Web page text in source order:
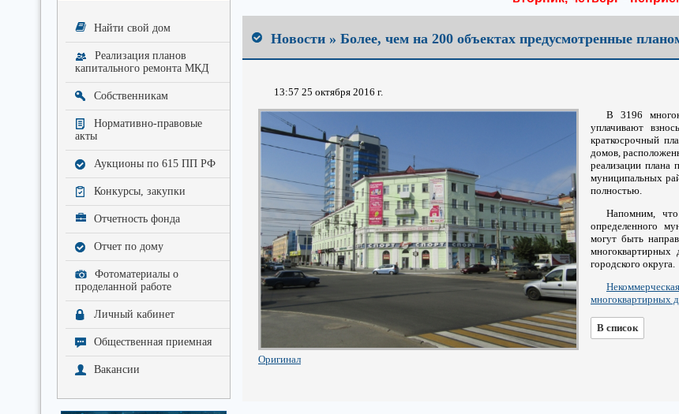
Найти свой дом
Реализация планов
капитального ремонта МКД
Собственникам
Нормативно-правовые
акты
Аукционы по 615 ПП РФ
Конкурсы, закупки
Отчетность фонда
Отчет по дому
Фотоматериалы о
проделанной работе
Личный кабинет
Общественная приемная
Вакансии
Новости » Более, чем на 200 объектах предусмотренные
13:57 25 октября 2016 г.
Оригинал
В 3196
уплачивают
краткосрочный
домов,
реализации
муниципальных
полностью.
Напомним,
определенного
могут быть
многоквартирных
городского округа.
многоквартирных
В список